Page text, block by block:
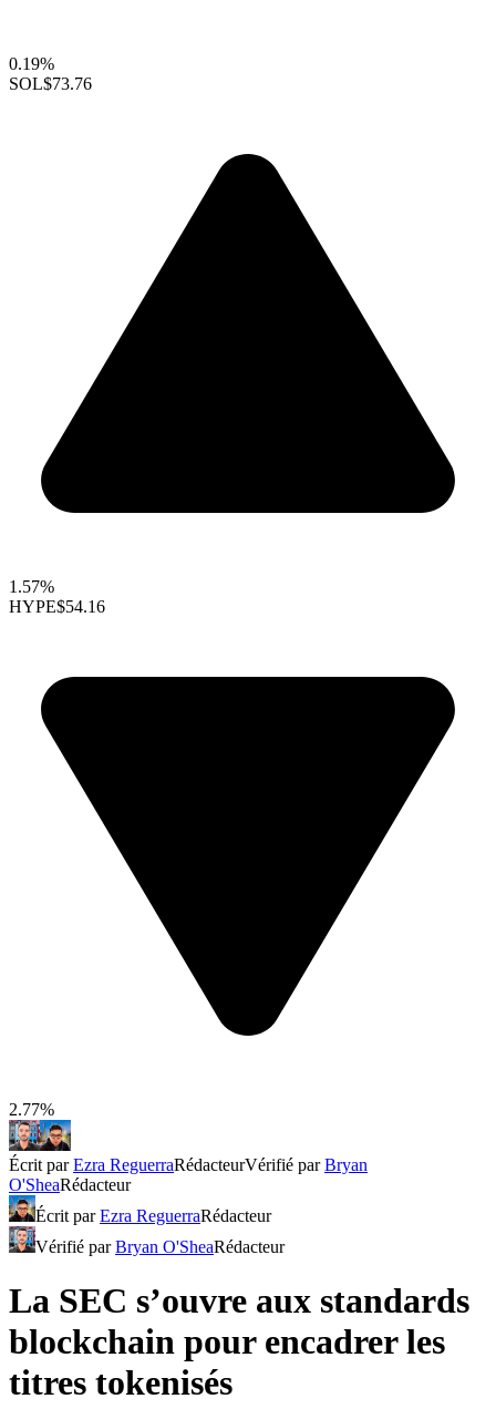
0.19%
SOL$73.76
1.57%
HYPE$54.16
2.77%
Écrit parEzra ReguerraRédacteurVérifié parBryan
O'SheaRédacteur
Écrit parEzra ReguerraRédacteur
Vérifié parBryan O'SheaRédacteur
La SEC s’ouvre aux standards
blockchain pour encadrer les
titres tokenisés